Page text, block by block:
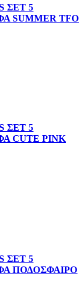
ΣΕΤ 5
SUMMER TFO
ΣΕΤ 5
CUTE PINK
ΣΕΤ 5
ΠΟΔΟΣΦΑΙΡΟ